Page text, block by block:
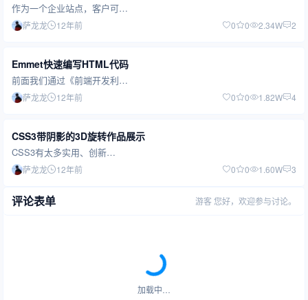
作为一个企业站点，客户可…
萨龙龙 12年前 0 0 2.34W 2
Emmet快速编写HTML代码
前面我们通过《前端开发利…
萨龙龙 12年前 0 0 1.82W 4
CSS3带阴影的3D旋转作品展示
CSS3有太多实用、创新…
萨龙龙 12年前 0 0 1.60W 3
评论表单 游客 您好，欢迎参与讨论。
加载中…